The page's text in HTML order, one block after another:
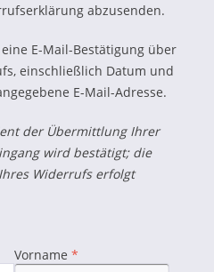
abzusenden.
E-Mail-Bestätigung über
einschließlich Datum und
E-Mail-Adresse.
der Übermittlung Ihrer
wird bestätigt; die
Widerrufs erfolgt
Vorname *